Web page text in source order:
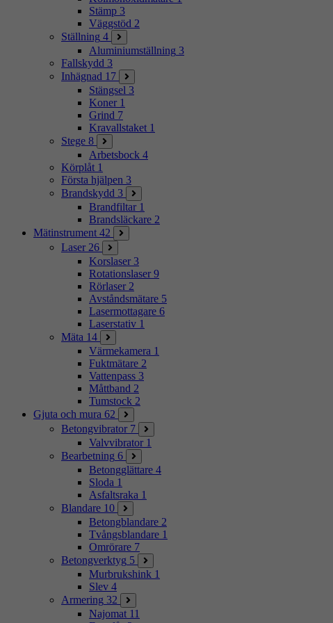
Stämp 3
Väggstöd 2
Ställning 4
Aluminiumställning 3
Fallskydd 3
Inhägnad 17
Stängsel 3
Koner 1
Grind 7
Kravallstaket 1
Stege 8
Arbetsbock 4
Körplåt 1
Första hjälpen 3
Brandskydd 3
Brandfiltar 1
Brandsläckare 2
Mätinstrument 42
Laser 26
Korslaser 3
Rotationslaser 9
Rörlaser 2
Avståndsmätare 5
Lasermottagare 6
Laserstativ 1
Mäta 14
Värmekamera 1
Fuktmätare 2
Vattenpass 3
Måttband 2
Tumstock 2
Gjuta och mura 62
Betongvibrator 7
Valvvibrator 1
Bearbetning 6
Betongglättare 4
Sloda 1
Asfaltsraka 1
Blandare 10
Betongblandare 2
Tvångsblandare 1
Omrörare 7
Betongverktyg 5
Murbrukshink 1
Slev 4
Armering 32
Najomat 11